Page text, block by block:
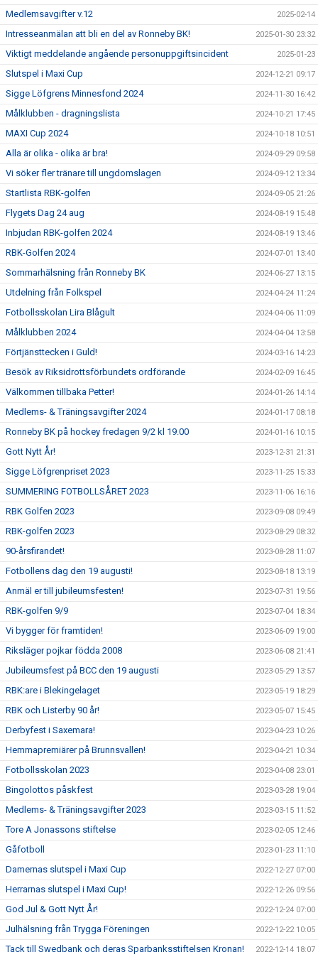
Medlemsavgifter v.12 2025-02-14
Intresseanmälan att bli en del av Ronneby BK! 2025-01-30 23:32
Viktigt meddelande angående personuppgiftsincident 2025-01-23
Slutspel i Maxi Cup 2024-12-21 09:17
Sigge Löfgrens Minnesfond 2024 2024-11-30 16:42
Målklubben - dragningslista 2024-10-21 17:45
MAXI Cup 2024 2024-10-18 10:51
Alla är olika - olika är bra! 2024-09-29 09:58
Vi söker fler tränare till ungdomslagen 2024-09-12 13:34
Startlista RBK-golfen 2024-09-05 21:26
Flygets Dag 24 aug 2024-08-19 15:48
Inbjudan RBK-golfen 2024 2024-08-19 13:46
RBK-Golfen 2024 2024-07-01 13:40
Sommarhälsning från Ronneby BK 2024-06-27 13:15
Utdelning från Folkspel 2024-04-24 11:24
Fotbollsskolan Lira Blågult 2024-04-06 11:09
Målklubben 2024 2024-04-04 13:58
Förtjänsttecken i Guld! 2024-03-16 14:23
Besök av Riksidrottsförbundets ordförande 2024-02-09 16:45
Välkommen tillbaka Petter! 2024-01-26 14:14
Medlems- & Träningsavgifter 2024 2024-01-17 08:18
Ronneby BK på hockey fredagen 9/2 kl 19.00 2024-01-16 10:15
Gott Nytt År! 2023-12-31 21:31
Sigge Löfgrenpriset 2023 2023-11-25 15:33
SUMMERING FOTBOLLSÅRET 2023 2023-11-06 16:16
RBK Golfen 2023 2023-09-08 09:49
RBK-golfen 2023 2023-08-29 08:32
90-årsfirandet! 2023-08-28 11:07
Fotbollens dag den 19 augusti! 2023-08-18 13:19
Anmäl er till jubileumsfesten! 2023-07-31 19:56
RBK-golfen 9/9 2023-07-04 18:34
Vi bygger för framtiden! 2023-06-09 19:00
Riksläger pojkar födda 2008 2023-06-08 21:41
Jubileumsfest på BCC den 19 augusti 2023-05-29 13:57
RBK:are i Blekingelaget 2023-05-19 18:29
RBK och Listerby 90 år! 2023-05-07 15:45
Derbyfest i Saxemara! 2023-04-23 10:26
Hemmapremiärer på Brunnsvallen! 2023-04-21 10:34
Fotbollsskolan 2023 2023-04-08 23:01
Bingolottos påskfest 2023-03-28 19:04
Medlems- & Träningsavgifter 2023 2023-03-15 11:52
Tore A Jonassons stiftelse 2023-02-05 12:46
Gåfotboll 2023-01-23 11:10
Damernas slutspel i Maxi Cup 2022-12-27 07:00
Herrarnas slutspel i Maxi Cup! 2022-12-26 09:56
God Jul & Gott Nytt År! 2022-12-24 07:00
Julhälsning från Trygga Föreningen 2022-12-22 10:05
Tack till Swedbank och deras Sparbanksstiftelsen Kronan! 2022-12-14 18:07